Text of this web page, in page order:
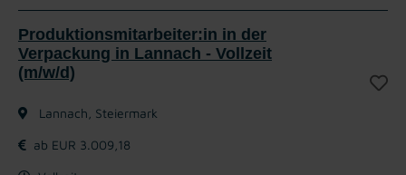
Produktionsmitarbeiter:in in der
Verpackung in Lannach - Vollzeit
(m/w/d)
Lannach, Steiermark
ab EUR 3.009,18